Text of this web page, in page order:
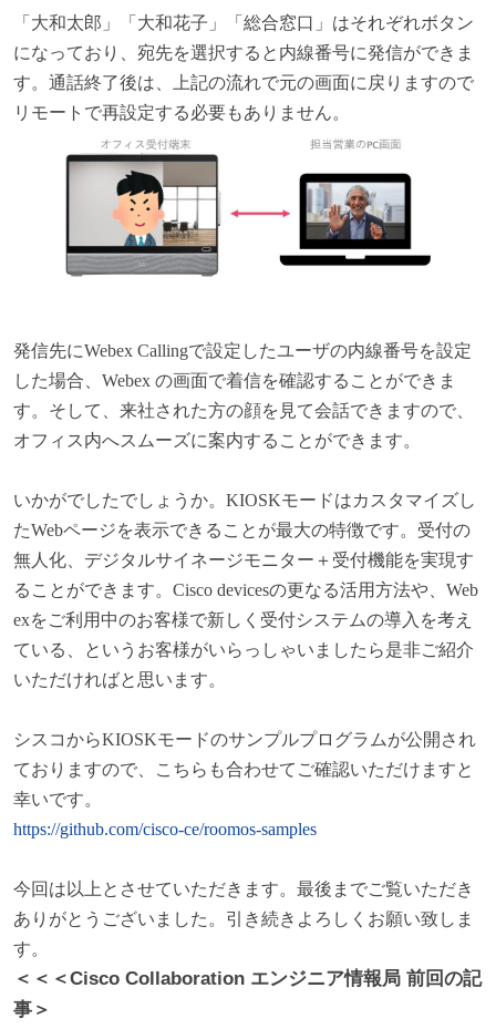
「大和太郎」「大和花子」「総合窓口」はそれぞれボタン
になっており、宛先を選択すると内線番号に発信ができま
す。通話終了後は、上記の流れで元の画面に戻りますので
リモートで再設定する必要もありません。
発信先にWebex Callingで設定したユーザの内線番号を設定
した場合、Webex の画面で着信を確認することができま
す。そして、来社された方の顔を見て会話できますので、
オフィス内へスムーズに案内することができます。
いかがでしたでしょうか。KIOSKモードはカスタマイズし
たWebページを表示できることが最大の特徴です。受付の
無人化、デジタルサイネージモニター＋受付機能を実現す
ることができます。Cisco devicesの更なる活用方法や、Web
exをご利用中のお客様で新しく受付システムの導入を考え
ている、というお客様がいらっしゃいましたら是非ご紹介
いただければと思います。
シスコからKIOSKモードのサンプルプログラムが公開され
ておりますので、こちらも合わせてご確認いただけますと
幸いです。
https://github.com/cisco-ce/roomos-samples
今回は以上とさせていただきます。最後までご覧いただき
ありがとうございました。引き続きよろしくお願い致しま
す。
＜＜＜Cisco Collaboration エンジニア情報局 前回の記
事＞